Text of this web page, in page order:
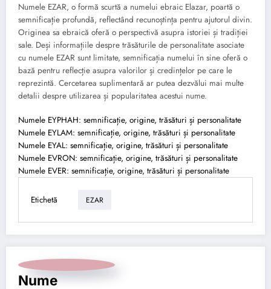
Numele EZAR, o formă scurtă a numelui ebraic Elazar, poartă o
semnificație profundă, reflectând recunoștința pentru ajutorul divin.
Originea sa ebraică oferă o perspectivă asupra istoriei și tradiției
sale. Deși informațiile despre trăsăturile de personalitate asociate
cu numele EZAR sunt limitate, semnificația numelui în sine oferă o
bază pentru reflecție asupra valorilor și credințelor pe care le
reprezintă. Cercetarea suplimentară ar putea dezvălui mai multe
detalii despre utilizarea și popularitatea acestui nume.
Numele EYPHAH: semnificație, origine, trăsături și personalitate
Numele EYLAM: semnificație, origine, trăsături și personalitate
Numele EYAL: semnificație, origine, trăsături și personalitate
Numele EVRON: semnificație, origine, trăsături și personalitate
Numele EVER: semnificație, origine, trăsături și personalitate
Etichetă EZAR
Nume